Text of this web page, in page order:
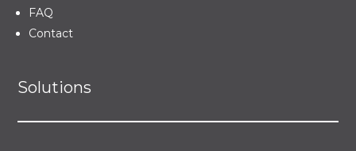
FAQ
Contact
Solutions